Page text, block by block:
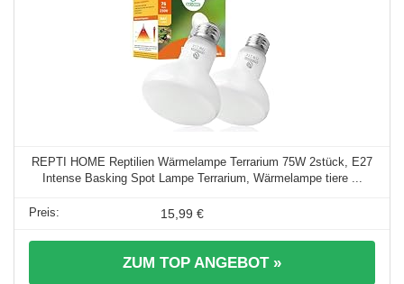
REPTI HOME Reptilien Wärmelampe Terrarium 75W 2stück, E27
Intense Basking Spot Lampe Terrarium, Wärmelampe tiere ...
15,99 €
ZUM TOP ANGEBOT »